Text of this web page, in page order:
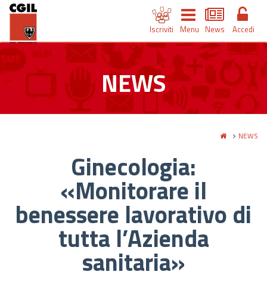
Iscriviti Menu News Accedi
NEWS
NEWS
Ginecologia:
«Monitorare il
benessere lavorativo di
tutta l’Azienda
sanitaria»